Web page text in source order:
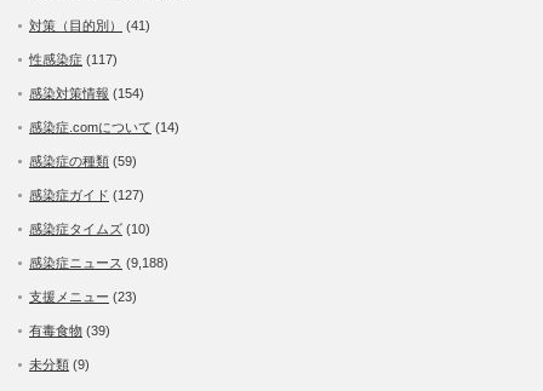
対策（目的別） (41)
性感染症 (117)
感染対策情報 (154)
感染症.comについて (14)
感染症の種類 (59)
感染症ガイド (127)
感染症タイムズ (10)
感染症ニュース (9,188)
支援メニュー (23)
有毒食物 (39)
未分類 (9)